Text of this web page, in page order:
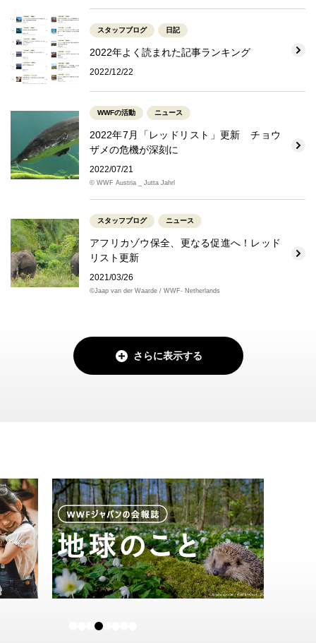
スタッフブログ 日記
2022年よく読まれた記事ランキング
2022/12/22
WWFの活動 ニュース
2022年7月「レッドリスト」更新 チョウ
ザメの危機が深刻に
2022/07/21
© WWF Austria _ Jutta Jahrl
スタッフブログ ニュース
アフリカゾウ保全、更なる促進へ！レッド
リスト更新
2021/03/26
©Jaap van der Waarde / WWF- Netherlands
さらに表示する